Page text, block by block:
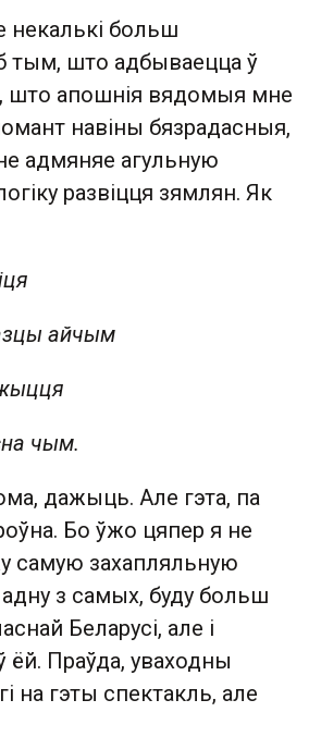
некалькі больш
тым, што адбываецца ў
што апошнія вядомыя мне
навіны бязрадасныя,
адмяняе агульную
развіцця зямлян. Як
айчым
чым.
дажыць. Але гэта, па
Бо ўжо цяпер я не
самую захапляльную
з самых, буду больш
Беларусі, але і
ёй. Праўда, уваходны
на гэты спектакль, але